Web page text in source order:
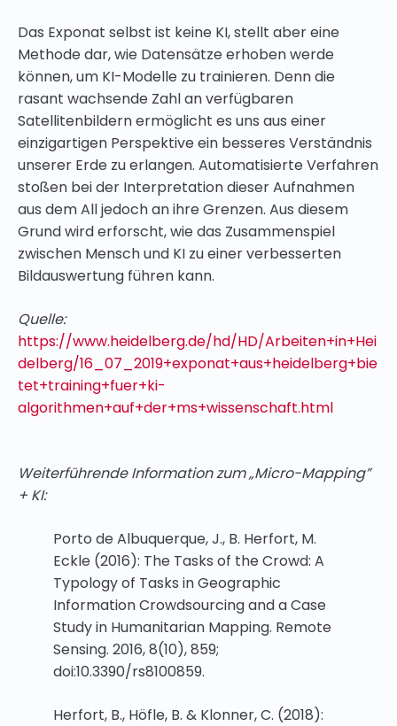
Das Exponat selbst ist keine KI, stellt aber eine
Methode dar, wie Datensätze erhoben werde
können, um KI-Modelle zu trainieren. Denn die
rasant wachsende Zahl an verfügbaren
Satellitenbildern ermöglicht es uns aus einer
einzigartigen Perspektive ein besseres Verständnis
unserer Erde zu erlangen. Automatisierte Verfahren
stoßen bei der Interpretation dieser Aufnahmen
aus dem All jedoch an ihre Grenzen. Aus diesem
Grund wird erforscht, wie das Zusammenspiel
zwischen Mensch und KI zu einer verbesserten
Bildauswertung führen kann.
Quelle:
https://www.heidelberg.de/hd/HD/Arbeiten+in+Hei
delberg/16_07_2019+exponat+aus+heidelberg+bie
tet+training+fuer+ki-
algorithmen+auf+der+ms+wissenschaft.html
Weiterführende Information zum „Micro-Mapping”
+ KI:
Porto de Albuquerque, J., B. Herfort, M.
Eckle (2016): The Tasks of the Crowd: A
Typology of Tasks in Geographic
Information Crowdsourcing and a Case
Study in Humanitarian Mapping. Remote
Sensing. 2016, 8(10), 859;
doi:10.3390/rs8100859.
Herfort, B., Höfle, B. & Klonner, C. (2018):